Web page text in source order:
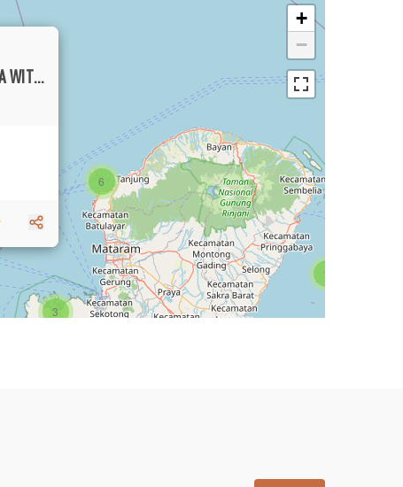
1
6
3
TRANQUIL 2 BEDROOM LEASEHOLD VILLA WITH ELEVATED RIVER VIEW IN CANGGU FOR SALE
+
−